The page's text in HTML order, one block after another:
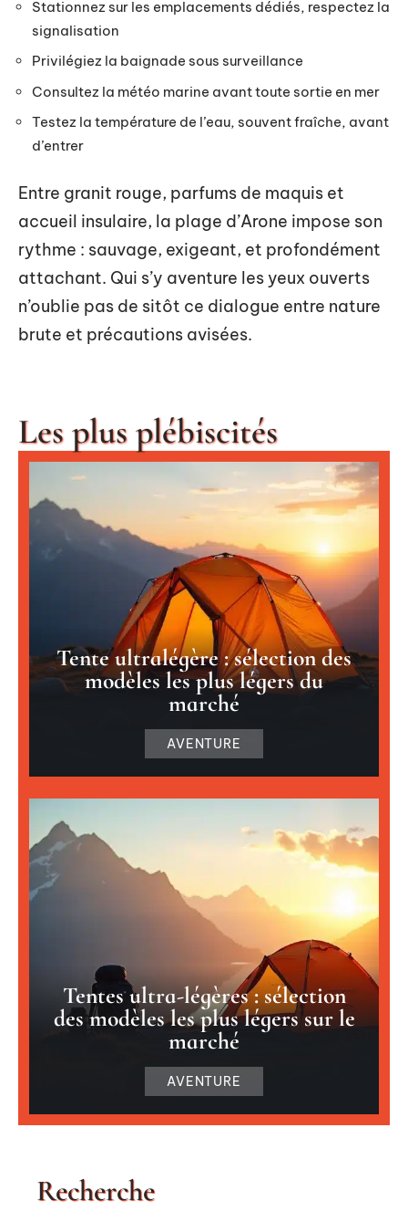
Stationnez sur les emplacements dédiés, respectez la
signalisation
Privilégiez la baignade sous surveillance
Consultez la météo marine avant toute sortie en mer
Testez la température de l’eau, souvent fraîche, avant
d’entrer
Entre granit rouge, parfums de maquis et
accueil insulaire, la plage d’Arone impose son
rythme : sauvage, exigeant, et profondément
attachant. Qui s’y aventure les yeux ouverts
n’oublie pas de sitôt ce dialogue entre nature
brute et précautions avisées.
Les plus plébiscités
Tente ultralégère : sélection des
modèles les plus légers du
marché
AVENTURE
Tentes ultra-légères : sélection
des modèles les plus légers sur le
marché
AVENTURE
Recherche